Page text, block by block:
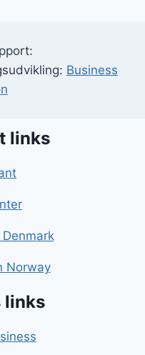
Business
links
Norway
links